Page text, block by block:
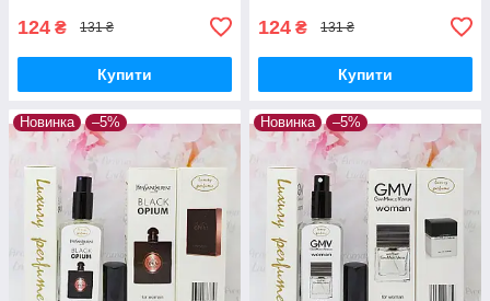
124 ₴ 131 ₴
Купити
124 ₴ 131 ₴
Купити
Новинка –5% Новинка –5%